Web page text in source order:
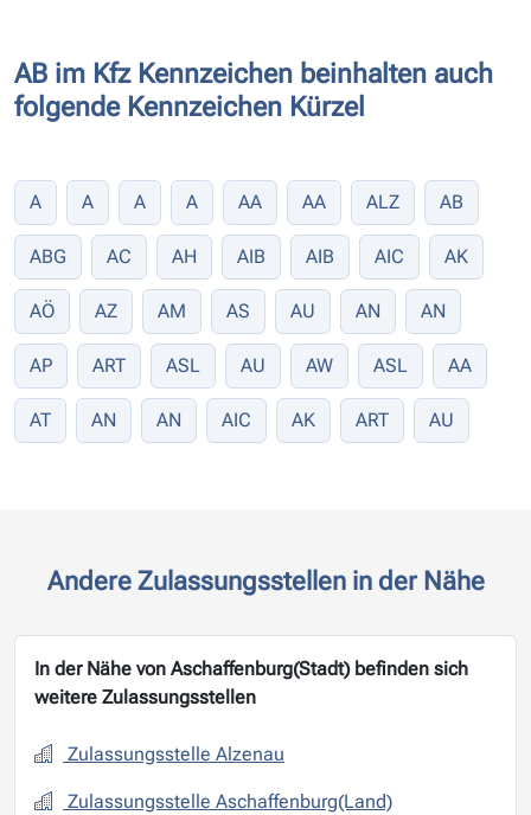
AB im Kfz Kennzeichen beinhalten auch
folgende Kennzeichen Kürzel
A A A A AA AA ALZ AB
ABG AC AH AIB AIB AIC AK
AÖ AZ AM AS AU AN AN
AP ART ASL AU AW ASL AA
AT AN AN AIC AK ART AU
Andere Zulassungsstellen in der Nähe
In der Nähe von Aschaffenburg(Stadt) befinden sich
weitere Zulassungsstellen
Zulassungsstelle Alzenau
Zulassungsstelle Aschaffenburg(Land)